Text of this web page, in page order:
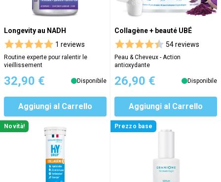
Longevity au NADH
1 reviews
Routine experte pour ralentir le
vieillissement
32,90 € Disponibile
Aggiungi al Carrello
Collagène + beauté UBÉ
54 reviews
Peau & Cheveux - Action
antioxydante
26,90 € Disponibile
Aggiungi al Carrello
Novità! Prezzo base